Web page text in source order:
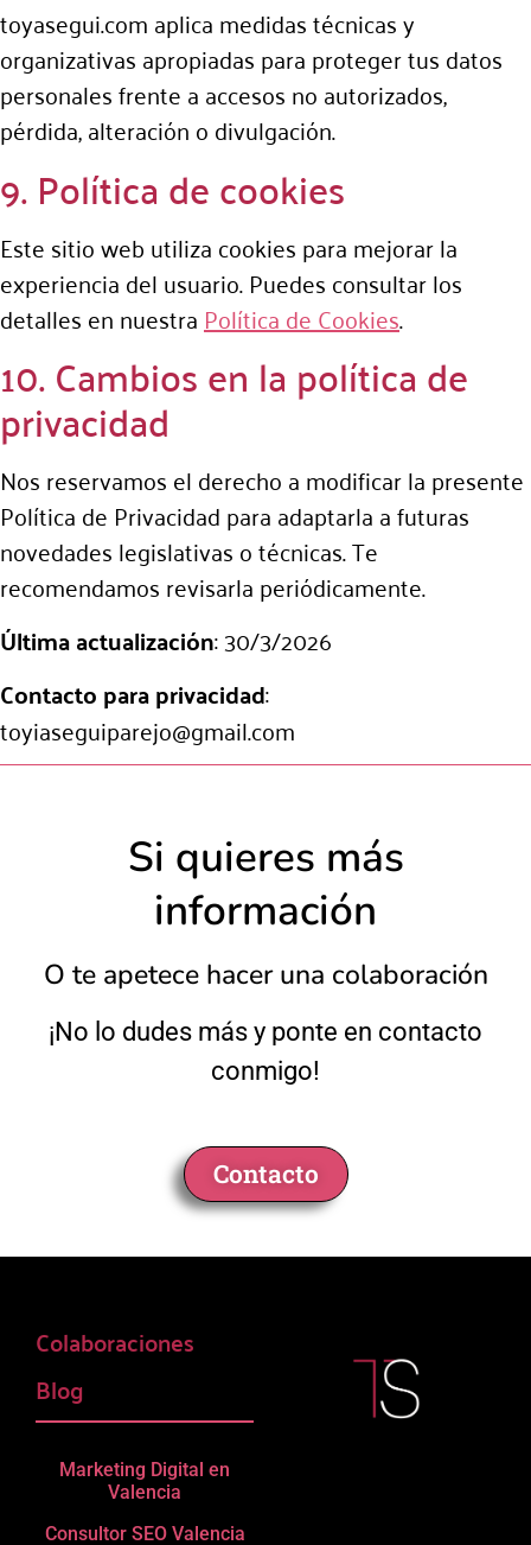
toyasegui.com aplica medidas técnicas y
organizativas apropiadas para proteger tus datos
personales frente a accesos no autorizados,
pérdida, alteración o divulgación.
9. Política de cookies
Este sitio web utiliza cookies para mejorar la
experiencia del usuario. Puedes consultar los
detalles en nuestra Política de Cookies.
10. Cambios en la política de
privacidad
Nos reservamos el derecho a modificar la presente
Política de Privacidad para adaptarla a futuras
novedades legislativas o técnicas. Te
recomendamos revisarla periódicamente.
Última actualización: 30/3/2026
Contacto para privacidad:
toyiaseguiparejo@gmail.com
Si quieres más
información
O te apetece hacer una colaboración
¡No lo dudes más y ponte en contacto
conmigo!
Contacto
Colaboraciones
Blog
Marketing Digital en
Valencia
Consultor SEO Valencia